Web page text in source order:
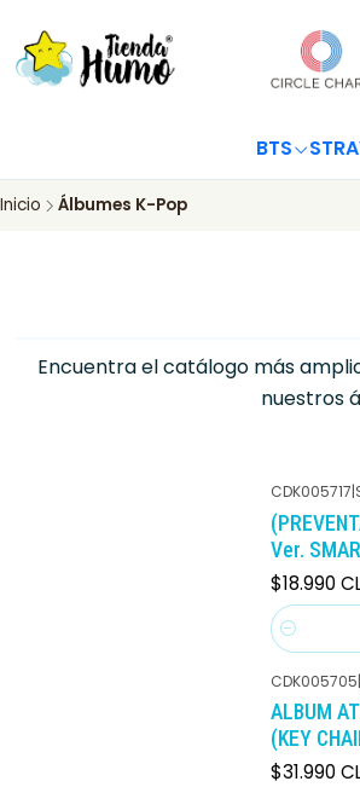
BTS
Inicio Álbumes K-Pop
Encuentra el catálogo más
nuestros
CDK005717|
Ver.
$18.990
Cantidad
CDK005705|
ALBUM
(KEY
$31.990